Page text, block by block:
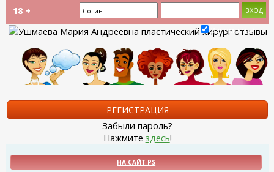
18 +
Запомнить?
РЕГИСТРАЦИЯ
Забыли пароль?
Нажмите здесь!
НА САЙТ PS